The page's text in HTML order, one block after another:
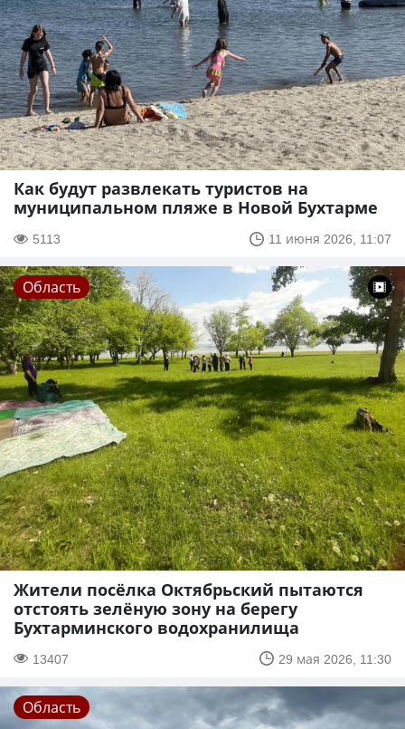
Как будут развлекать туристов на
муниципальном пляже в Новой Бухтарме
5113 11 июня 2026, 11:07
Область
Жители посёлка Октябрьский пытаются
отстоять зелёную зону на берегу
Бухтарминского водохранилища
13407 29 мая 2026, 11:30
Область